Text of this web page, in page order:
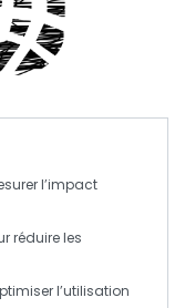
l’impact
réduire les
l’utilisation